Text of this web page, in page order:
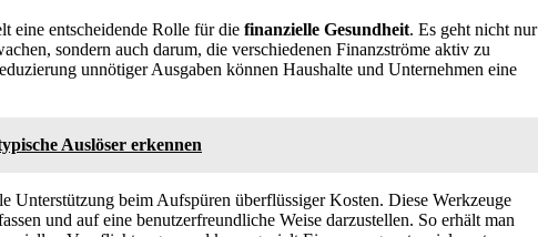
eine entscheidende Rolle für die finanzielle Gesundheit. Es geht nicht nur
sondern auch darum, die verschiedenen Finanzströme aktiv zu
unnötiger Ausgaben können Haushalte und Unternehmen eine
Auslöser erkennen
Unterstützung beim Aufspüren überflüssiger Kosten. Diese Werkzeuge
und auf eine benutzerfreundliche Weise darzustellen. So erhält man